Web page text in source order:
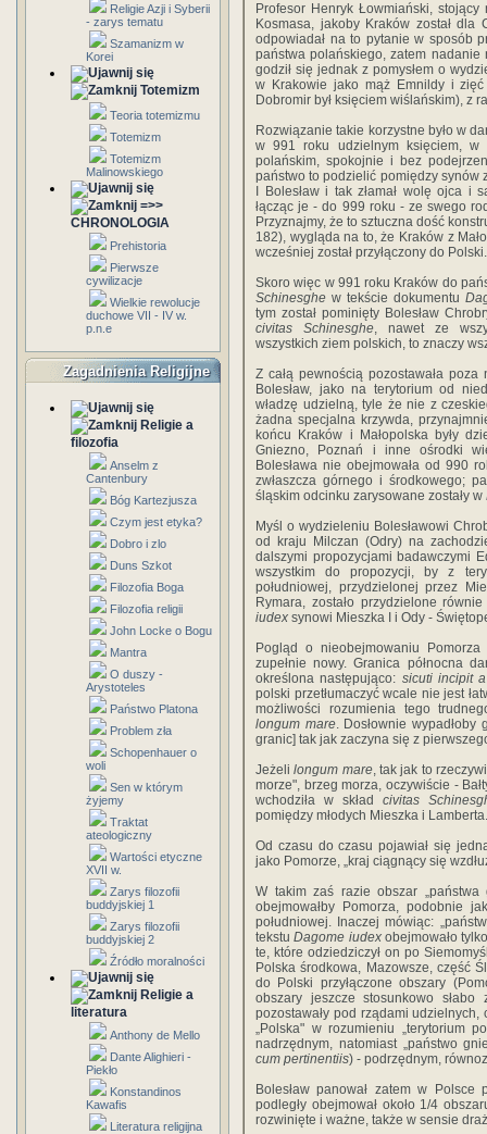
Religie Azji i Syberii
- zarys tematu
Szamanizm w
Korei
Totemizm
Teoria totemizmu
Totemizm
Totemizm
Malinowskiego
=>>
CHRONOLOGIA
Prehistoria
Pierwsze
cywilizacje
Wielkie rewolucje
duchowe VII - IV w.
p.n.e
Zagadnienia Religijne
Religie a
filozofia
Anselm z
Cantenbury
Bóg Kartezjusza
Czym jest etyka?
Dobro i zlo
Duns Szkot
Filozofia Boga
Filozofia religii
John Locke o Bogu
Mantra
O duszy -
Arystoteles
Państwo Platona
Problem zła
Schopenhauer o
woli
Sen w którym
żyjemy
Traktat
ateologiczny
Wartości etyczne
XVII w.
Zarys filozofii
buddyjskiej 1
Zarys filozofii
buddyjskiej 2
Źródło moralności
Religie a
literatura
Anthony de Mello
Dante Alighieri -
Piekło
Konstandinos
Kawafis
Literatura religijna
Profesor Henryk Łowmiański,
Kosmasa, jakoby Kraków został
odpowiadał na to pytanie w sposób
państwa polańskiego, zatem nadanie
godził się jednak z pomysłem o
w Krakowie jako mąż Emnildy i zięć
Dobromir był księciem wiślańskim), z
Rozwiązanie takie korzystne było w
w 991 roku udzielnym księciem, w
polańskim, spokojnie i bez
państwo to podzielić pomiędzy synów
I Bolesław i tak złamał wolę ojca i
łącząc je - do 999 roku - ze swego
Przyznajmy, że to sztuczna dość
182), wygląda na to, że Kraków z
wcześniej został przyłączony do Polski.
Skoro więc w 991 roku Kraków do
Schinesghe w tekście dokumentu
tym został pominięty Bolesław
civitas Schinesghe, nawet ze
wszystkich ziem polskich, to znaczy
Z całą pewnością pozostawała
Bolesław, jako na terytorium od
władzę udzielną, tyle że nie z
żadna specjalna krzywda,
końcu Kraków i Małopolska były
Gniezno, Poznań i inne ośrodki
Bolesława nie obejmowała od 990
zwłaszcza górnego i środkowego;
śląskim odcinku zarysowane zostały w
Myśl o wydzieleniu Bolesławowi
od kraju Milczan (Odry) na
dalszymi propozycjami badawczymi
wszystkim do propozycji, by z
południowej, przydzielonej przez
Rymara, zostało przydzielone
iudex synowi Mieszka I i Ody -
Pogląd o nieobejmowaniu
zupełnie nowy. Granica północna
określona nastę­pująco: sicuti incipit
polski przetłumaczyć wcale nie jest
możliwości rozumienia tego
longum mare. Dosłownie wypadłoby
granic] tak jak zaczyna się z
Jeżelilongum mare, tak jak to
morze", brzeg morza, oczywiście -
wchodziła w skład civitas
pomiędzy młodych Mieszka i Lamberta.
Od czasu do czasu pojawiał się
jako Pomorze, „kraj ciągnący się
W takim zaś razie obszar „państwa
obejmowałby Pomorza, podobnie
południowej. Inaczej mówiąc:
tekstu Dagome iudexobejmowało
te, które odziedziczył on po
Polska środkowa, Mazowsze, część
do Polski przyłączone obszary
obszary jeszcze stosunkowo słabo
pozostawały pod rządami
„Polska" w rozumieniu „terytorium
nadrzędnym, natomiast „państwo
cum pertinentiis) - podrzędnym,
Bolesław panował zatem w
podległy obejmował około 1/4
rozwinię­te i ważne, także w sensie